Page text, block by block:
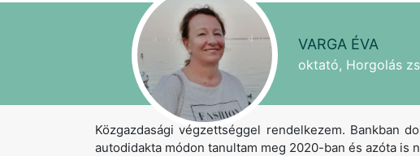
VARGA ÉVA
oktató, Horgolás
Közgazdasági végzettséggel rendelkezem. Bankban
autodidakta módon tanultam meg 2020-ban és azóta is